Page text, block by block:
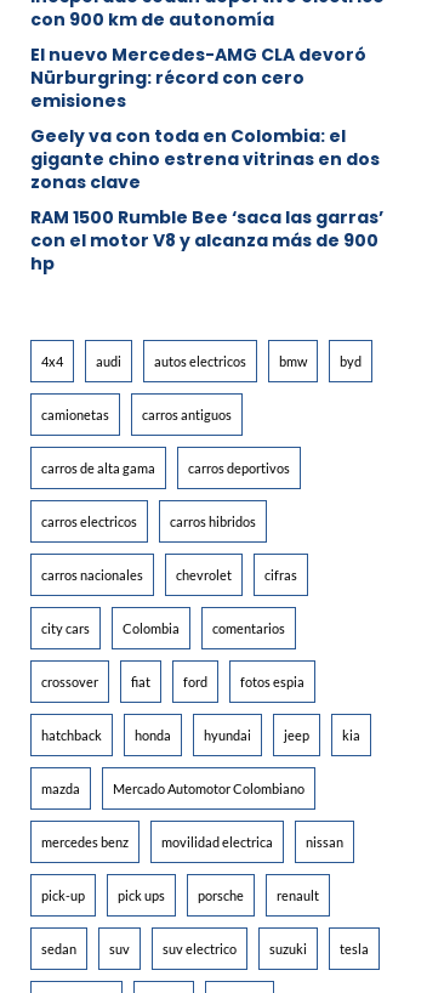
con 900 km de autonomía
El nuevo Mercedes-AMG CLA devoró
Nürburgring: récord con cero
emisiones
Geely va con toda en Colombia: el
gigante chino estrena vitrinas en dos
zonas clave
RAM 1500 Rumble Bee ‘saca las garras’
con el motor V8 y alcanza más de 900
hp
4x4 audi autos electricos bmw byd
camionetas carros antiguos
carros de alta gama carros deportivos
carros electricos carros hibridos
carros nacionales chevrolet cifras
city cars Colombia comentarios
crossover fiat ford fotos espia
hatchback honda hyundai jeep kia
mazda Mercado Automotor Colombiano
mercedes benz movilidad electrica nissan
pick-up pick ups porsche renault
sedan suv suv electrico suzuki tesla